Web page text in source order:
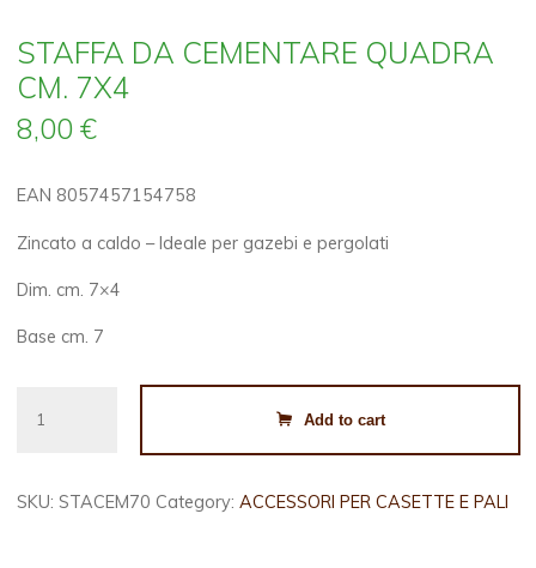
STAFFA DA CEMENTARE QUADRA
CM. 7X4
8,00€
EAN 8057457154758
Zincato a caldo – Ideale per gazebi e pergolati
Dim. cm. 7×4
Base cm. 7
DA
QUADRA
Add to cart
SKU:STACEM70 Category:ACCESSORI PER CASETTE E PALI